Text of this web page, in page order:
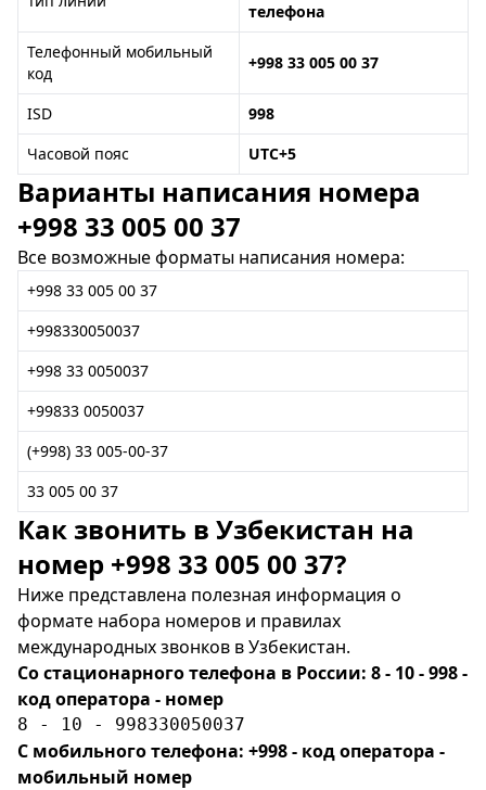
телефона
Телефонный мобильный
код
+998 33 005 00 37
ISD
998
Часовой пояс
UTC+5
Варианты написания номера
+998 33 005 00 37
Все возможные форматы написания номера:
+998 33 005 00 37
+998330050037
+998 33 0050037
+99833 0050037
(+998) 33 005-00-37
33 005 00 37
Как звонить в Узбекистан на
номер +998 33 005 00 37?
Ниже представлена полезная информация о
формате набора номеров и правилах
международных звонков в Узбекистан.
Со стационарного телефона в России: 8 - 10 - 998 -
код оператора - номер
8 - 10 - 998330050037
С мобильного телефона: +998 - код оператора -
мобильный номер